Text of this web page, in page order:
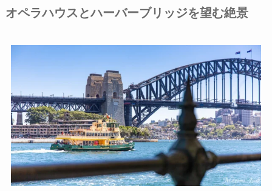
オペラハウスとハーバーブリッジを望む絶景